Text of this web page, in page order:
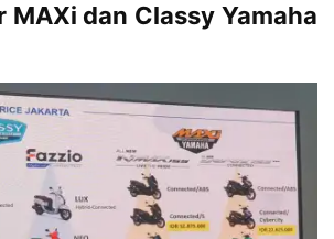
MAXi dan Classy Yamaha